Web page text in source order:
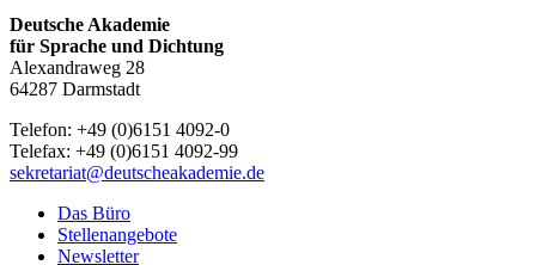
Deutsche Akademie
für Sprache und Dichtung
Alexandraweg 28
64287 Darmstadt
Telefon: +49 (0)6151 4092-0
Telefax: +49 (0)6151 4092-99
sekretariat@deutscheakademie.de
Das Büro
Stellenangebote
Newsletter